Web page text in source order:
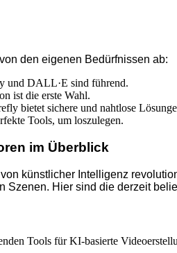
den eigenen Bedürfnissen ab:
und DALL·E sind führend.
ist die erste Wahl.
bietet sichere und nahtlose
Tools, um loszulegen.
im Überblick
künstlicher Intelligenz
Hier sind die derzeit
Tools für KI-basierte